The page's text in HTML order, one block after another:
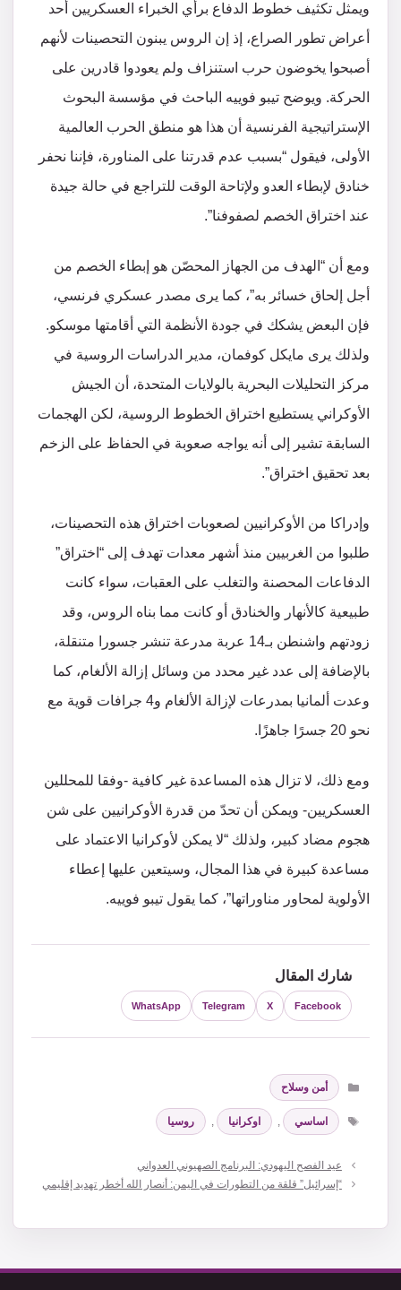
ويمثل تكثيف خطوط الدفاع برأي الخبراء العسكريين أحد
أعراض تطور الصراع، إذ إن الروس يبنون التحصينات لأنهم
أصبحوا يخوضون حرب استنزاف ولم يعودوا قادرين على
الحركة. ويوضح تيبو فوييه الباحث في مؤسسة البحوث
الإستراتيجية الفرنسية أن هذا هو منطق الحرب العالمية
الأولى، فيقول “بسبب عدم قدرتنا على المناورة، فإننا نحفر
خنادق لإبطاء العدو ولإتاحة الوقت للتراجع في حالة جيدة
عند اختراق الخصم لصفوفنا”.
ومع أن “الهدف من الجهاز المحصّن هو إبطاء الخصم من
أجل إلحاق خسائر به”، كما يرى مصدر عسكري فرنسي،
فإن البعض يشكك في جودة الأنظمة التي أقامتها موسكو.
ولذلك يرى مايكل كوفمان، مدير الدراسات الروسية في
مركز التحليلات البحرية بالولايات المتحدة، أن الجيش
الأوكراني يستطيع اختراق الخطوط الروسية، لكن الهجمات
السابقة تشير إلى أنه يواجه صعوبة في الحفاظ على الزخم
بعد تحقيق اختراق”.
وإدراكا من الأوكرانيين لصعوبات اختراق هذه التحصينات،
طلبوا من الغربيين منذ أشهر معدات تهدف إلى “اختراق”
الدفاعات المحصنة والتغلب على العقبات، سواء كانت
طبيعية كالأنهار والخنادق أو كانت مما بناه الروس، وقد
زودتهم واشنطن بـ14 عربة مدرعة تنشر جسورا متنقلة،
بالإضافة إلى عدد غير محدد من وسائل إزالة الألغام، كما
وعدت ألمانيا بمدرعات لإزالة الألغام و4 جرافات قوية مع
نحو 20 جسرًا جاهزًا.
ومع ذلك، لا تزال هذه المساعدة غير كافية -وفقا للمحللين
العسكريين- ويمكن أن تحدّ من قدرة الأوكرانيين على شن
هجوم مضاد كبير، ولذلك “لا يمكن لأوكرانيا الاعتماد على
مساعدة كبيرة في هذا المجال، وسيتعين عليها إعطاء
الأولوية لمحاور مناوراتها”، كما يقول تيبو فوييه.
شارك المقال
Facebook
X
Telegram
WhatsApp
التصنيفات
أمن وسلاح
الوسوم
اساسي , اوكرانيا , روسيا
عيد الفصح اليهودي: البرنامج الصهيوني العدواني
“إسرائيل” قلقة من التطورات في اليمن: أنصار الله أخطر تهديد إقليمي